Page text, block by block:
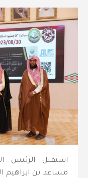
استقبل الرئيس
مساعد بن ابراهيم